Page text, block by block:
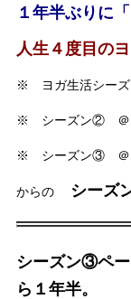
１年半ぶりに
人生４度目の
※ ヨガ生活シー
※ シーズン② ＠
※ シーズン③ ＠
からの シーズ
シーズン③ペ
ら１年半。